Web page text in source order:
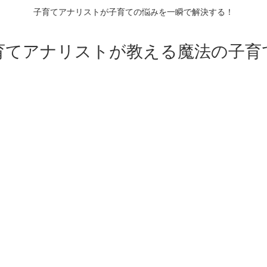
子育てアナリストが子育ての悩みを一瞬で解決する！
てアナリストが教える魔法の子育